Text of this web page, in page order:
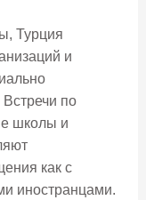
Турция
и
по
школы и
как с
иностранцами.